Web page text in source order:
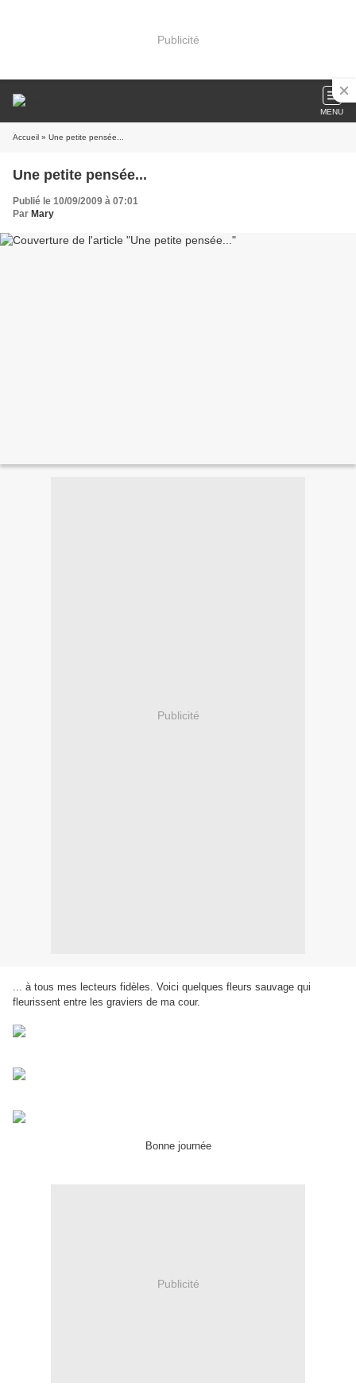
Publicité
MENU
Accueil » Une petite pensée...
Une petite pensée...
Publié le 10/09/2009 à 07:01
Par Mary
Publicité
... à tous mes lecteurs fidèles. Voici quelques fleurs sauvage qui
fleurissent entre les graviers de ma cour.
Bonne journée
Publicité